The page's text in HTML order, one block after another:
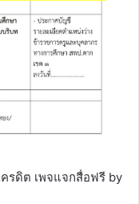
รดิต เพจแจกสื่อฟรี by